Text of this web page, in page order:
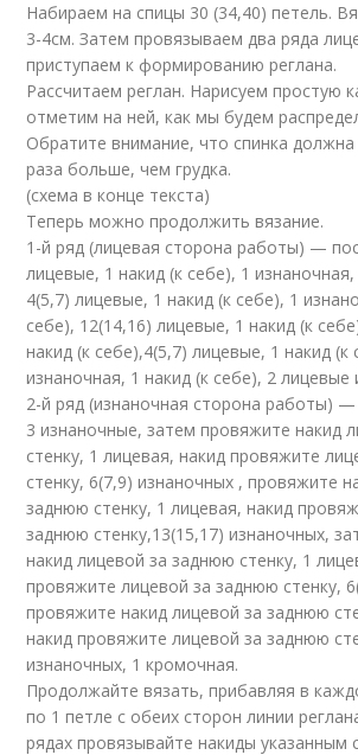
Набираем на спицы 30 (34,40) петель.
3-4см. Затем провязываем два ряда
приступаем к формированию реглана.
Рассчитаем реглан. Нарисуем простую
отметим на ней, как мы будем
Обратите внимание, что спинка
раза больше, чем грудка.
(схема в конце текста)
Теперь можно продолжить вязание.
1-й ряд (лицевая сторона работы) —
лицевые, 1 накид (к себе), 1
4(5,7) лицевые, 1 накид (к себе), 1
себе), 12(14,16) лицевые, 1 накид (к
накид (к себе),4(5,7) лицевые, 1 накид (к
изнаночная, 1 накид (к себе), 2 лицевые
2-й ряд (изнаночная сторона работы)
3 изнаночные, затем провяжите накид
стенку, 1 лицевая, накид провяжите
стенку, 6(7,9) изнаночных , провяжите
заднюю стенку, 1 лицевая, накид
заднюю стенку,13(15,17) изнаночных,
накид лицевой за заднюю стенку, 1
провяжите лицевой за заднюю стенку,
провяжите накид лицевой за заднюю
накид провяжите лицевой за заднюю
изнаночных, 1 кромочная.
Продолжайте вязать, прибавляя в
по 1 петле с обеих сторон линии
рядах провязывайте накиды указанным